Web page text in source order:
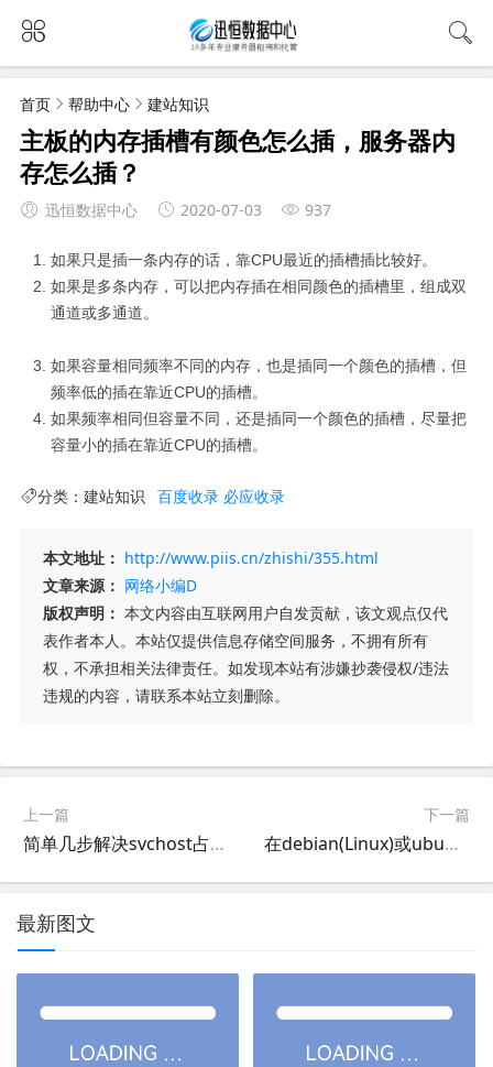
首页 帮助中心 建站知识
主板的内存插槽有颜色怎么插，服务器内
存怎么插？
迅恒数据中心 2020-07-03 937
如果只是插一条内存的话，靠CPU最近的插槽插比较好。
如果是多条内存，可以把内存插在相同颜色的插槽里，组成双
通道或多通道。
如果容量相同频率不同的内存，也是插同一个颜色的插槽，但
频率低的插在靠近CPU的插槽。
如果频率相同但容量不同，还是插同一个颜色的插槽，尽量把
容量小的插在靠近CPU的插槽。
分类： 建站知识 百度收录 必应收录
本文地址： http://www.piis.cn/zhishi/355.html
文章来源： 网络小编D
版权声明： 本文内容由互联网用户自发贡献，该文观点仅代
表作者本人。本站仅提供信息存储空间服务，不拥有所有
权，不承担相关法律责任。如发现本站有涉嫌抄袭侵权/违法
违规的内容，请联系本站立刻删除。
上一篇
简单几步解决svchost占用CPU过高，svchost.exe占用内存过高
下一篇
在debian(Linux)或ubuntu上安装ssh服务
最新图文